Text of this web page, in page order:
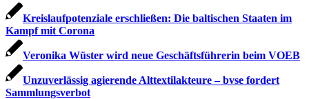
Kreislaufpotenziale erschließen: Die baltischen Staaten im
Kampf mit Corona
Veronika Wüster wird neue Geschäftsführerin beim VOEB
Unzuverlässig agierende Alttextilakteure – bvse fordert
Sammlungsverbot